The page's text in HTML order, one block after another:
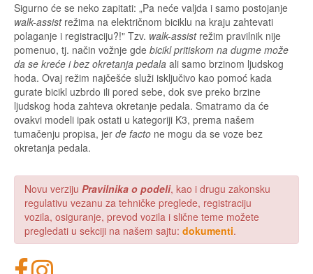
Sigurno će se neko zapitati: „Pa neće valjda i samo postojanje
walk-assistrežima na električnom biciklu na kraju zahtevati
polaganje i registraciju?!" Tzv. walk-assistrežim pravilnik nije
pomenuo, tj. način vožnje gde bicikl pritiskom na dugme može
da se kreće i bez okretanja pedala ali samo brzinom ljudskog
hoda. Ovaj režim najčešće služi isključivo kao pomoć kada
gurate bicikl uzbrdo ili pored sebe, dok sve preko brzine
ljudskog hoda zahteva okretanje pedala. Smatramo da će
ovakvi modeli ipak ostati u kategoriji K3, prema našem
tumačenju propisa, jer de facto ne mogu da se voze bez
okretanja pedala.
Novu verziju Pravilnika o podeli, kao i drugu zakonsku
regulativu vezanu za tehničke preglede, registraciju
vozila, osiguranje, prevod vozila i slične teme možete
pregledati u sekciji na našem sajtu: dokumenti.